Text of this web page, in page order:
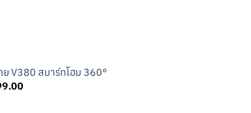
ย V380 สมาร์ทโฮม 360°
Current